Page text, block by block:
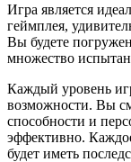
Игра является
геймплея,
Вы будете
множество
Каждый уровень
возможности. Вы
способности и
эффективно.
будет иметь